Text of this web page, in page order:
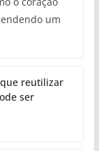
um
reutilizar
ser